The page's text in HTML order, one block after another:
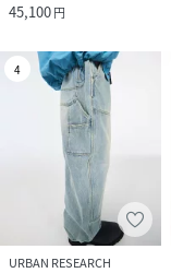
45,100円
4
URBAN RESEARCH